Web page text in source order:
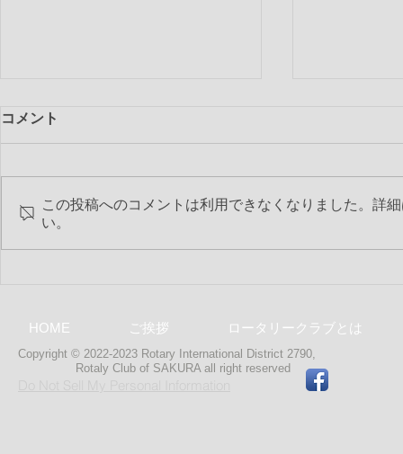
第2544回 6
コメント
この投稿へのコメントは利用できなくなりました。詳
い。
HOME ご挨拶 ロータリークラブとは
Copyright © 2022-2023 Rotary International District 2790,
Rotaly Club of SAKURA all right reserved